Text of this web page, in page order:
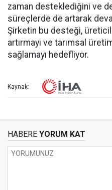
zaman desteklediğini ve
süreçlerde de artarak
Şirketin bu desteği,
artırmayı ve tarımsal
sağlamayı hedefliyor.
Kaynak:
HABERE YORUM KAT